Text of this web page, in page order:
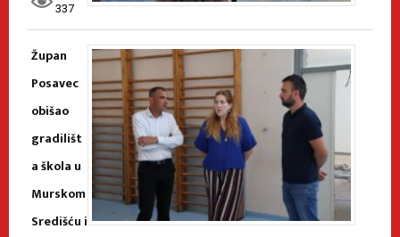
337
Župan
Posavec
obišao
gradilišt
a škola u
Murskom
Središću i